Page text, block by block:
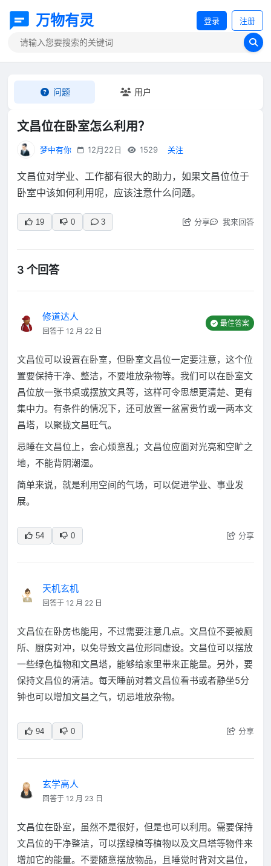
万物有灵 登录 注册
问题 用户
文昌位在卧室怎么利用？
梦中有你 12月22日 1529 关注
文昌位对学业、工作都有很大的助力，如果文昌位位于
卧室中该如何利用呢，应该注意什么问题。
19 0 3 分享 我来回答
3 个回答
修道达人
回答于 12 月 22 日
最佳答案
文昌位可以设置在卧室，但卧室文昌位一定要注意，这个位
置要保持干净、整洁，不要堆放杂物等。我们可以在卧室文
昌位放一张书桌或摆放文具等，这样可令思想更清楚、更有
集中力。有条件的情况下，还可放置一盆富贵竹或一两本文
昌塔，以聚拢文昌旺气。
忌睡在文昌位上，会心烦意乱；文昌位应面对光亮和空旷之
地，不能背阴潮湿。
简单来说，就是利用空间的气场，可以促进学业、事业发
展。
54 0 分享
天机玄机
回答于 12 月 22 日
文昌位在卧房也能用，不过需要注意几点。文昌位不要被厕
所、厨房对冲，以免导致文昌位形同虚设。文昌位可以摆放
一些绿色植物和文昌塔，能够给家里带来正能量。另外，要
保持文昌位的清洁。每天睡前对着文昌位看书或者静坐5分
钟也可以增加文昌之气，切忌堆放杂物。
94 0 分享
玄学高人
回答于 12 月 23 日
文昌位在卧室，虽然不是很好，但是也可以利用。需要保持
文昌位的干净整洁，可以摆绿植等植物以及文昌塔等物件来
增加它的能量。不要随意摆放物品，且睡觉时背对文昌位，